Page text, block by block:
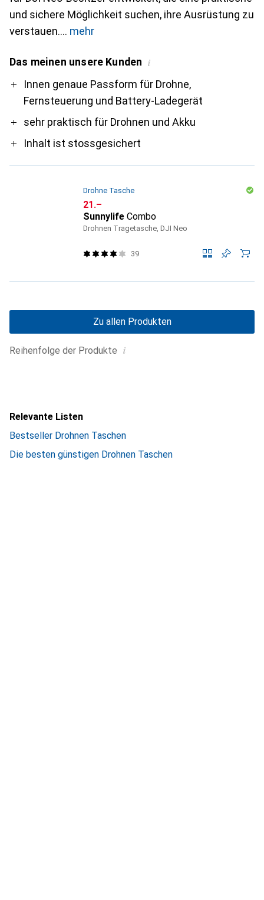
und sichere Möglichkeit suchen, ihre Ausrüstung zu
verstauen.
mehr
Das meinen unsere Kunden i
ProInnen genaue Passform für Drohne,
Fernsteuerung und Battery-Ladegerät
sehr praktisch für Drohnen und Akku
Inhalt ist stossgesichert
Drohne Tasche
CHF
21.–
Sunnylife Combo
Drohnen Tragetasche, DJI Neo
39
Reihenfolge der Produkte i
Zu allen Produkten
Relevante Listen
Bestseller Drohnen Taschen
Die besten günstigen Drohnen Taschen